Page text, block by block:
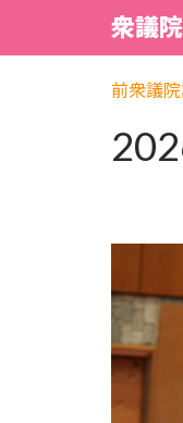
衆議
前衆議